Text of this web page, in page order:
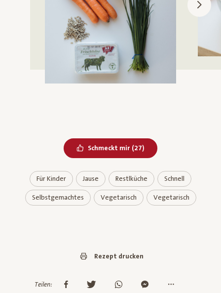
Schmeckt mir Bereits geliked
(27)
Für Kinder Jause Restlküche Schnell
Selbstgemachtes Vegetarisch Vegetarisch
Rezept drucken
Teilen: